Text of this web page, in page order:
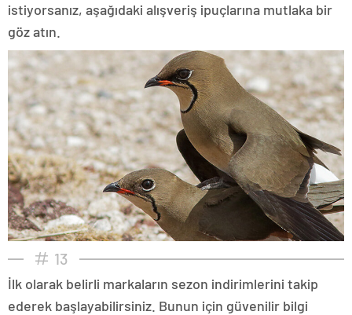
istiyorsanız, aşağıdaki alışveriş ipuçlarına mutlaka bir
göz atın.
13
İlk olarak belirli markaların sezon indirimlerini takip
ederek başlayabilirsiniz. Bunun için güvenilir bilgi